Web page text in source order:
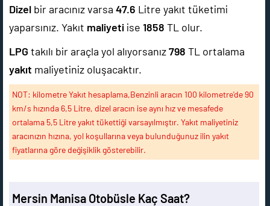
Dizel bir aracınız varsa 47.6 Litre yakıt tüketimi
yaparsınız. Yakıt maliyeti ise 1858 TL olur.
LPG takılı bir araçla yol alıyorsanız798 TL ortalama
yakıt maliyetiniz oluşacaktır.
NOT: kilometre Yakıt hesaplama,Benzinli aracın 100 kilometre'de 90
km/s hızında 6,5 Litre, dizel aracın ise aynı hız ve mesafede
ortalama 5,5 Litre yakıt tükettiği varsayılmıştır. Yakıt maliyetiniz
aracınızın hızına, yol koşullarına veya bulunduğunuz ilin yakıt
fiyatlarına göre değişiklik gösterebilir.
Mersin Manisa Otobüsle Kaç Saat?